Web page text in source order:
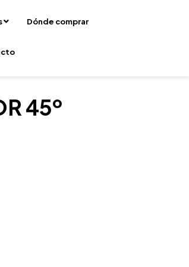
Dónde comprar
45º